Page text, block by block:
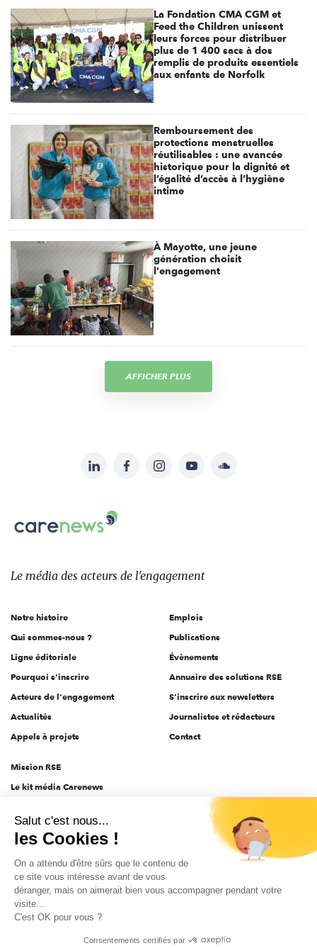
La Fondation CMA CGM et
Feed the Children unissent
leurs forces pour distribuer
plus de 1 400 sacs à dos
remplis de produits essentiels
aux enfants de Norfolk
Remboursement des
protections menstruelles
réutilisables : une avancée
historique pour la dignité et
l’égalité d’accès à l’hygiène
intime
À Mayotte, une jeune
génération choisit
l'engagement
AFFICHER PLUS
sur:
LinkedInFacebookInstagramYouTubeSoundcloud
Le
des
l'engagement
Le média des acteurs de l'engagement
Notre histoire
Qui sommes-nous ?
Ligne éditoriale
Pourquoi s'inscrire
Acteurs de l'engagement
Actualités
Appels à projets
Emplois
Publications
Évènements
Annuaire des solutions RSE
S'inscrire aux newsletters
Journalistes et rédacteurs
Contact
Mission RSE
Le kit média Carenews
AEF info
Novethic
PRODURABLE
Inclusiv Day
Données personnelles Mentions légales 2025-2026 Tout droits réservés
Salut c'est nous...
les Cookies !
On a attendu d'être sûrs que le contenu de
ce site vous intéresse avant de vous
déranger, mais on aimerait bien vous accompagner pendant votre
visite...
C'est OK pour vous ?
Consentements certifiés par